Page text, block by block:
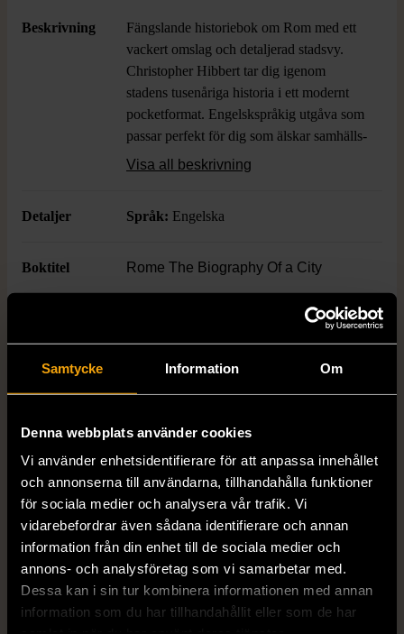
Samtycke Information Om
Denna webbplats använder cookies
Vi använder enhetsidentifierare för att anpassa innehållet
och annonserna till användarna, tillhandahålla funktioner
för sociala medier och analysera vår trafik. Vi
vidarebefordrar även sådana identifierare och annan
information från din enhet till de sociala medier och
annons- och analysföretag som vi samarbetar med.
Dessa kan i sin tur kombinera informationen med annan
information som du har tillhandahållit eller som de har
Beskrivning
Fängslande historiebok om Rom med ett
vackert omslag och detaljerad stadsvy.
Christopher Hibbert tar dig igenom
stadens tusenåriga historia i ett modernt
pocketformat. Engelskspråkig utgåva som
passar perfekt för dig som älskar samhälls-
och historiaämnen. Boken är i mycket gott
Visa all beskrivning
Detaljer Språk: Engelska
Boktitel Rome The Biography Of a City
Antal sidor
Mycket gott skick
Produkten är sparsamt använd, är av fin
kvalitet och ska inte ha några skador eller
förslitningar.
Läs mer om hur vi bedömer